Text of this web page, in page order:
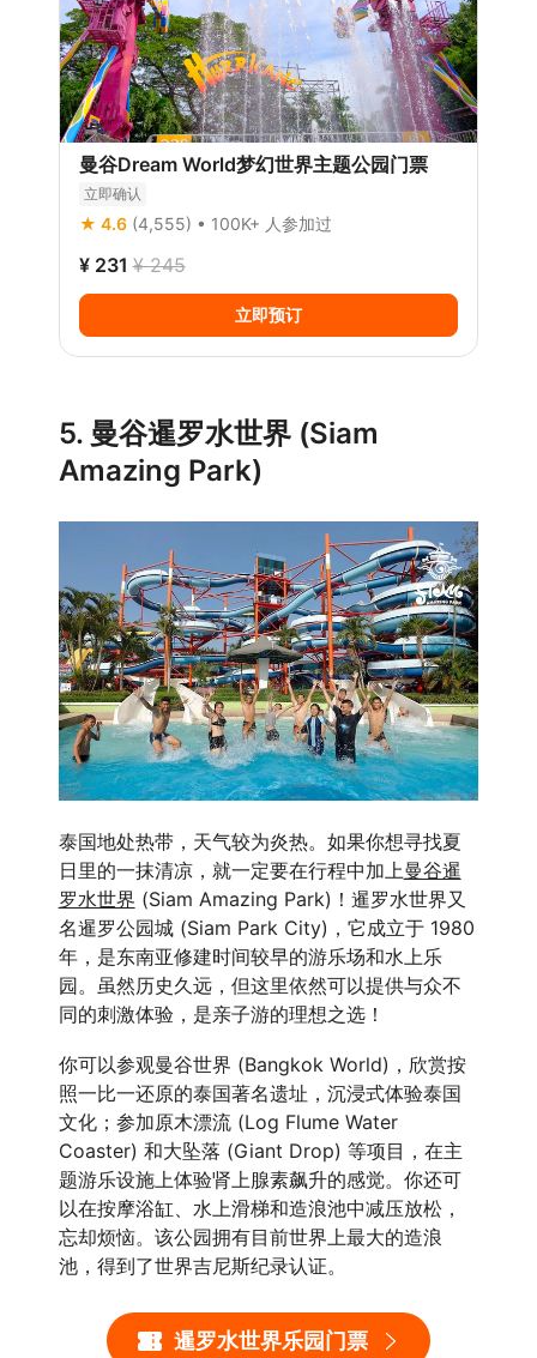
曼谷Dream World梦幻世界主题公园门票
立即确认
★ 4.6 (4,555) • 100K+ 人参加过
¥ 231 ¥ 245
立即预订
5. 曼谷暹罗水世界 (Siam
Amazing Park)
泰国地处热带，天气较为炎热。如果你想寻找夏
日里的一抹清凉，就一定要在行程中加上曼谷暹
罗水世界 (Siam Amazing Park)！暹罗水世界又
名暹罗公园城 (Siam Park City)，它成立于 1980
年，是东南亚修建时间较早的游乐场和水上乐
园。虽然历史久远，但这里依然可以提供与众不
同的刺激体验，是亲子游的理想之选！
你可以参观曼谷世界 (Bangkok World)，欣赏按
照一比一还原的泰国著名遗址，沉浸式体验泰国
文化；参加原木漂流 (Log Flume Water
Coaster) 和大坠落 (Giant Drop) 等项目，在主
题游乐设施上体验肾上腺素飙升的感觉。你还可
以在按摩浴缸、水上滑梯和造浪池中减压放松，
忘却烦恼。该公园拥有目前世界上最大的造浪
池，得到了世界吉尼斯纪录认证。
暹罗水世界乐园门票